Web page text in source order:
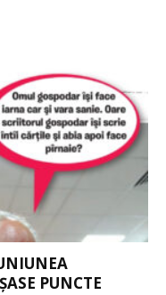
PUNCTE